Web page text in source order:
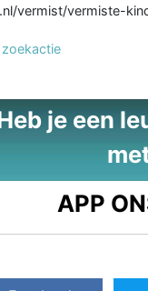
vermist/vermiste-
zoekactie
je een
APP